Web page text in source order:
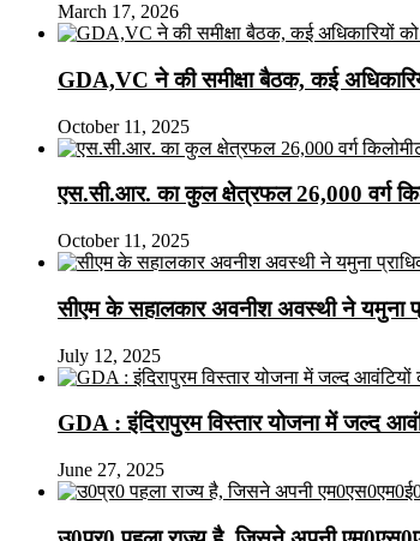
March 17, 2026
GDA,VC ने की समीक्षा बैठक, कई
October 11, 2025
एस.सी.आर. का कुल क्षेत्रफल 26,000 वर्ग
October 11, 2025
सीएम के सहालकार अवनीश अवस्थी ने यमुना
July 12, 2025
GDA : इंदिरापुरम विस्तार योजना में जल्द
June 27, 2025